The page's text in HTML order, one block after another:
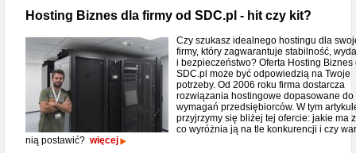
Hosting Biznes dla firmy od SDC.pl - hit czy kit?
Czy szukasz idealnego hostingu dla
firmy, który zagwarantuje stabilność,
i bezpieczeństwo? Oferta Hosting Biznes
SDC.pl może być odpowiedzią na Twoje
potrzeby. Od 2006 roku firma dostarcza
rozwiązania hostingowe dopasowane do
wymagań przedsiębiorców. W tym
przyjrzymy się bliżej tej ofercie: jakie ma
co wyróżnia ją na tle konkurencji i czy
nią postawić? więcej